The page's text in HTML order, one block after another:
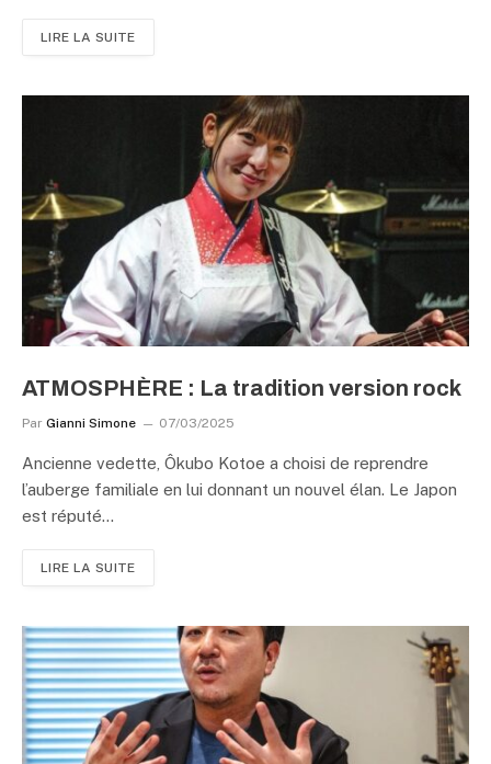
LIRE LA SUITE
ATMOSPHÈRE : La tradition version rock
Par Gianni Simone 07/03/2025
Ancienne vedette, Ôkubo Kotoe a choisi de reprendre
l’auberge familiale en lui donnant un nouvel élan. Le Japon
est réputé…
LIRE LA SUITE